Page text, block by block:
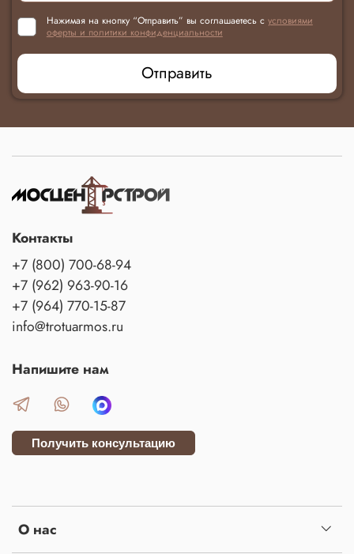
Нажимая на кнопку “Отправить” вы соглашаетесь с условиями
оферты и политики конфиденциальности
Отправить
О нас
Контакты
+7 (800) 700-68-94
+7 (962) 963-90-16
+7 (964) 770-15-87
info@trotuarmos.ru
Напишите нам
Получить консультацию